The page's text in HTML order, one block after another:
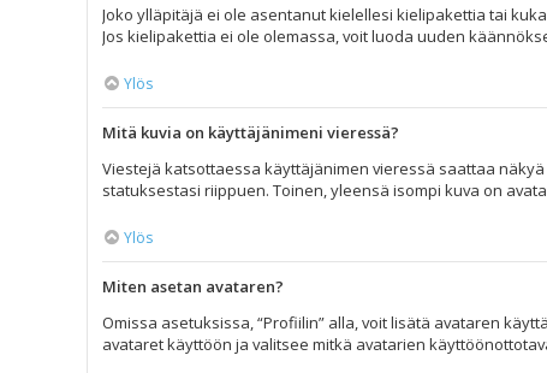
Joko ylläpitäjä ei ole asentanut kielellesi kielipakettia tai
Jos kielipakettia ei ole olemassa, voit luoda uuden
Ylös
Mitä kuvia on käyttäjänimeni vieressä?
Viestejä katsottaessa käyttäjänimen vieressä saattaa
statuksestasi riippuen. Toinen, yleensä isompi kuva on
Ylös
Miten asetan avataren?
Omissa asetuksissa, “Profiilin” alla, voit lisätä avataren
avataret käyttöön ja valitsee mitkä avatarien